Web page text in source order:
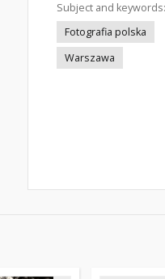
Subject and keywords:
Fotografia polska
Warszawa